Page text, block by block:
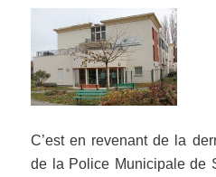
C’est en revenant de la
de la Police Municipale de